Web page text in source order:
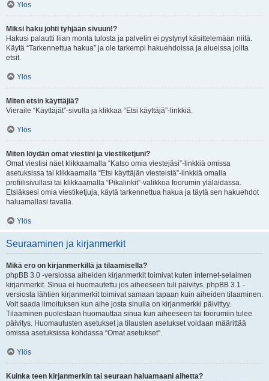
Ylös
Miksi haku johti tyhjään sivuun!?
Hakusi palautti liian monta tulosta ja palvelin ei pystynyt käsittelemään niitä.
Käytä “Tarkennettua hakua” ja ole tarkempi hakuehdoissa ja alueissa joilta
etsit.
Ylös
Miten etsin käyttäjiä?
Vieraile “Käyttäjät”-sivulla ja klikkaa “Etsi käyttäjä”-linkkiä.
Ylös
Miten löydän omat viestini ja viestiketjuni?
Omat viestisi näet klikkaamalla “Katso omia viestejäsi”-linkkiä omissa
asetuksissa tai klikkaamalla “Etsi käyttäjän viesteistä”-linkkiä omalla
profiilisivullasi tai klikkaamalla “Pikalinkit”-valikkoa foorumin ylälaidassa.
Etsiäksesi omia viestiketjuja, käytä tarkennettua hakua ja täytä sen hakuehdot
haluamallasi tavalla.
Ylös
Seuraaminen ja kirjanmerkit
Mikä ero on kirjanmerkillä ja tilaamisella?
phpBB 3.0 -versiossa aiheiden kirjanmerkit toimivat kuten internet-selaimen
kirjanmerkit. Sinua ei huomautettu jos aiheeseen tuli päivitys. phpBB 3.1 -
versiosta lähtien kirjanmerkit toimivat samaan tapaan kuin aiheiden tilaaminen.
Voit saada ilmoituksen kun aihe josta sinulla on kirjanmerkki päivittyy.
Tilaaminen puolestaan huomauttaa sinua kun aiheeseen tai foorumiin tulee
päivitys. Huomautusten asetukset ja tilausten asetukset voidaan määrittää
omissa asetuksissa kohdassa “Omat asetukset”.
Ylös
Kuinka teen kirjanmerkin tai seuraan haluamaani aihetta?